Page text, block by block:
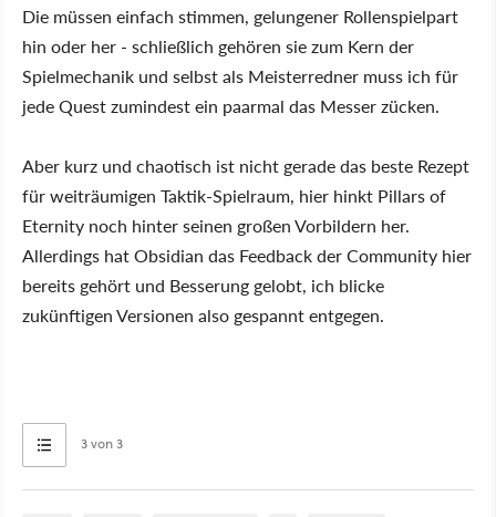
Die müssen einfach stimmen, gelungener Rollenspielpart
hin oder her - schließlich gehören sie zum Kern der
Spielmechanik und selbst als Meisterredner muss ich für
jede Quest zumindest ein paarmal das Messer zücken.
Aber kurz und chaotisch ist nicht gerade das beste Rezept
für weiträumigen Taktik-Spielraum, hier hinkt Pillars of
Eternity noch hinter seinen großen Vorbildern her.
Allerdings hat Obsidian das Feedback der Community hier
bereits gehört und Besserung gelobt, ich blicke
zukünftigen Versionen also gespannt entgegen.
3 von 3